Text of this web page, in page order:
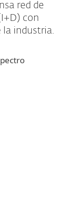
red de
con
la industria.